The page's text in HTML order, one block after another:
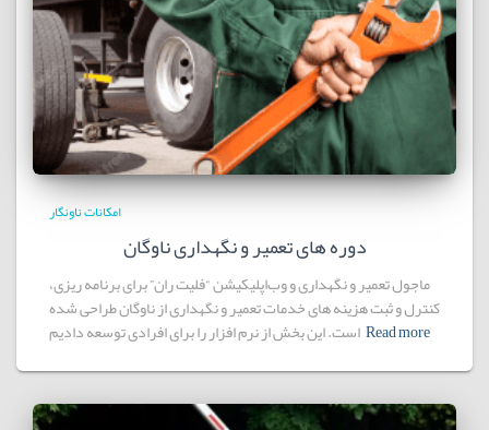
امکانات ناونگار
دوره های تعمیر و نگهداری ناوگان
ماجول تعمیر و نگهداری و وب‌اپلیکیشن “فلیت ران” برای برنامه ریزی،
کنترل و ثبت هزینه های خدمات تعمیر و نگهداری از ناوگان طراحی شده
است. این بخش از نرم افزار را برای افرادی توسعه دادیمRead more